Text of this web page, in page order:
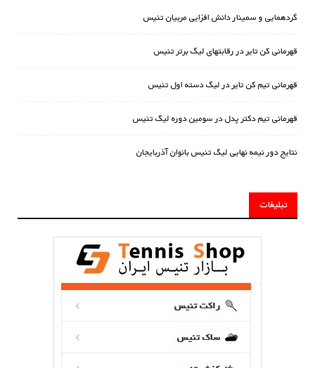
گردهمایی و سمینار دانش افزایی مربیان تنیس
قهرمانی کن تایر در رقابتهای لیگ برتر تنیس
قهرمانی تیم کن تایر در لیگ دسته اول تنیس
قهرمانی تیم دکتر پدل در سومین دوره لیگ تنیس
نتایج دور نیمه نهایی لیگ تنیس بانوان آذربایجان
تبلیغات